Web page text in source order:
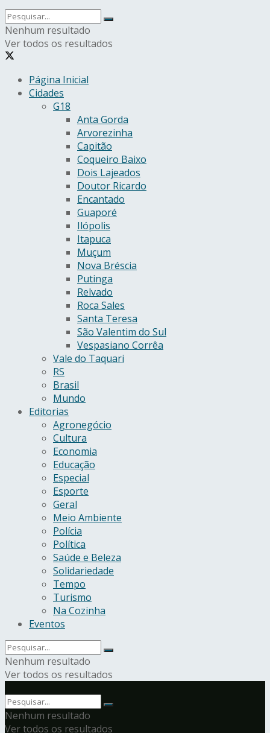
Nenhum resultado
Ver todos os resultados
Página Inicial
Cidades
G18
Anta Gorda
Arvorezinha
Capitão
Coqueiro Baixo
Dois Lajeados
Doutor Ricardo
Encantado
Guaporé
Ilópolis
Itapuca
Muçum
Nova Bréscia
Putinga
Relvado
Roca Sales
Santa Teresa
São Valentim do Sul
Vespasiano Corrêa
Vale do Taquari
RS
Brasil
Mundo
Editorias
Agronegócio
Cultura
Economia
Educação
Especial
Esporte
Geral
Meio Ambiente
Polícia
Política
Saúde e Beleza
Solidariedade
Tempo
Turismo
Na Cozinha
Eventos
Nenhum resultado
Ver todos os resultados
Nenhum resultado
Ver todos os resultados